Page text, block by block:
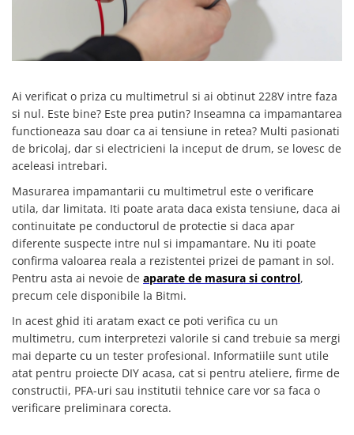
Seturi de Surubelnite
Foarfeca Electrician
Chei Fixe
Chei Reglabile
Chei Combinate
Chei Inelare cu Cot
Nivele cu bula
Truse de Scule
Scule Electrice
Unelte Multifunctionale
Surubelnite Electrice
Polizoare
Masini de Gaurit si Insurubat
Accesorii pentru Gaurit
Burghie pentru Metal
Genti pentru Scule si Unelte
Electronica
SCHRACK TECHNIK
SUNKKO
SUPERFIRE
SONOFF
TERMOPASTY
TOPDON
TENPOWER
VICTOR
VETO PRO PAC
WEICON
WERA
WIHA
WAIT TOOLS
WEEEMAKE
YAHBOOM
YATO
ZUBR
Ai verificat o priza cu multimetrul si ai obtinut 228V intre faza
si nul. Este bine? Este prea putin? Inseamna ca impamantarea
functioneaza sau doar ca ai tensiune in retea? Multi pasionati
de bricolaj, dar si electricieni la inceput de drum, se lovesc de
aceleasi intrebari.
Masurarea impamantarii cu multimetrul este o verificare
utila, dar limitata. Iti poate arata daca exista tensiune, daca ai
continuitate pe conductorul de protectie si daca apar
diferente suspecte intre nul si impamantare. Nu iti poate
confirma valoarea reala a rezistentei prizei de pamant in sol.
Pentru asta ai nevoie de aparate de masura si control,
precum cele disponibile la Bitmi.
In acest ghid iti aratam exact ce poti verifica cu un
multimetru, cum interpretezi valorile si cand trebuie sa mergi
mai departe cu un tester profesional. Informatiile sunt utile
atat pentru proiecte DIY acasa, cat si pentru ateliere, firme de
constructii, PFA-uri sau institutii tehnice care vor sa faca o
verificare preliminara corecta.